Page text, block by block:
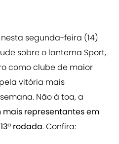
segunda-feira (14)
sobre o lanterna Sport,
como clube de maior
vitória mais
Não à toa, a
mais representantes em
rodada. Confira: